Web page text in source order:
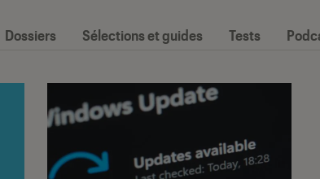
Dossiers Sélections et guides Tests